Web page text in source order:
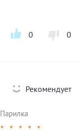
0 0
Рекомендует
Парилка
★ ★ ★ ★ ★